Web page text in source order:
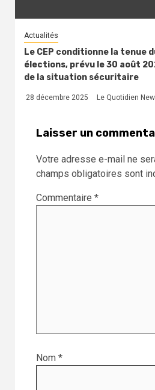
Actualités
Le CEP conditionne la tenue
élections, prévu le 30 août
de la situation sécuritaire
28 décembre 2025 Le Quotidien
Laisser un
Votre adresse e-mail ne
champs obligatoires sont
Commentaire *
Nom *